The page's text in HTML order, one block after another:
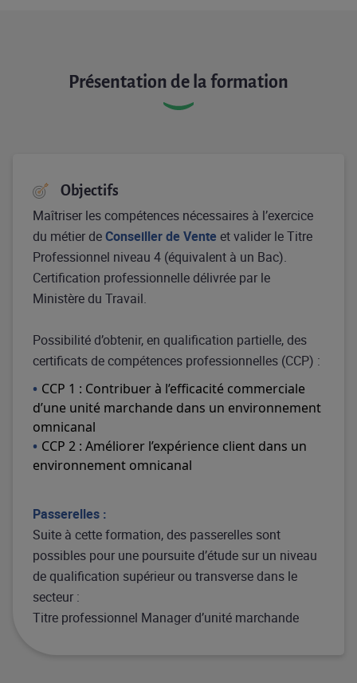
Présentation de la formation
Objectifs
Maîtriser les compétences nécessaires à l’exercice
du métier deConseiller de Venteet valider le Titre
Professionnel niveau 4 (équivalent à un Bac).
Certification professionnelle délivrée par le
Ministère du Travail.
Possibilité d’obtenir, en qualification partielle, des
certificats de compétences professionnelles (CCP) :
CCP 1 : Contribuer à l’efficacité commerciale
d’une unité marchande dans un environnement
omnicanal
CCP 2 : Améliorer l’expérience client dans un
environnement omnicanal
Passerelles :
Suite à cette formation, des passerelles sont
possibles pour une poursuite d’étude sur un niveau
de qualification supérieur ou transverse dans le
secteur :
Titre professionnel Manager d’unité marchande